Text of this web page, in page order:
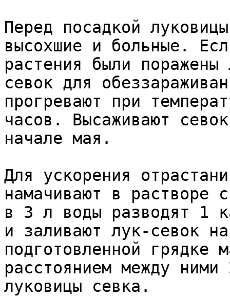
Перед посадкой
высохшие и больные.
растения были
севок для
прогревают при
часов. Высаживают
начале мая.
Для ускорения
намачивают в растворе
в 3 л воды разводят 1
и заливают лук‑севок
подготовленной грядке
расстоянием между
луковицы севка.